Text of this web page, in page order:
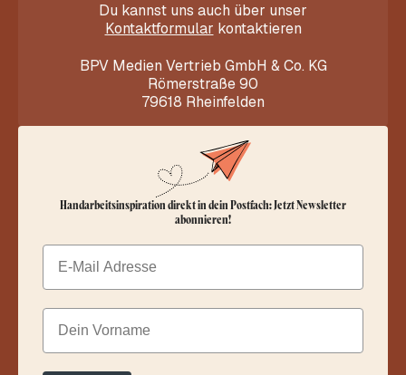
Du kannst uns auch über unser
Kontaktformular kontaktieren
BPV Medien Vertrieb GmbH & Co. KG
Römerstraße 90
79618 Rheinfelden
Handarbeitsinspiration direkt in dein Postfach: Jetzt Newsletter
abonnieren!
Email
Dein Vorname